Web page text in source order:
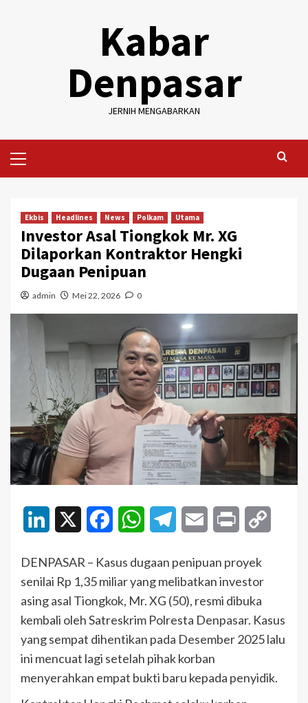
Kabar
Denpasar
JERNIH MENGABARKAN
Menu
Ekbis Headlines News Polkam Utama
Investor Asal Tiongkok Mr. XG
Dilaporkan Kontraktor Hengki
Dugaan Penipuan
admin Mei 22, 2026 0
LinkedIn FacebookWhatsAppTelegramEmail Print
DENPASAR – Kasus dugaan penipuan proyek
senilai Rp 1,35 miliar yang melibatkan investor
asing asal Tiongkok, Mr. XG (50), resmi dibuka
kembali oleh Satreskrim Polresta Denpasar. Kasus
yang sempat dihentikan pada Desember 2025 lalu
ini mencuat lagi setelah pihak korban
menyerahkan empat bukti baru kepada penyidik.